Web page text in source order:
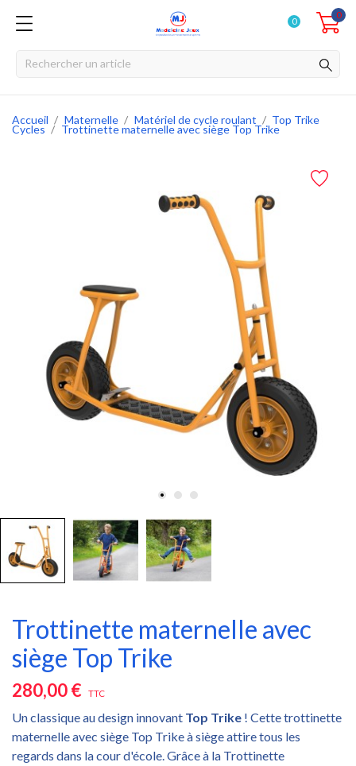
0
0
Accueil Maternelle Matériel de cycle roulant Top Trike
Cycles Trottinette maternelle avec siège Top Trike
Trottinette maternelle avec
siège Top Trike
280,00 € TTC
Un classique au design innovant Top Trike ! Cette trottinette
maternelle avec siège Top Trike à siège attire tous les
regards dans la cour d'école. Grâce à la Trottinette